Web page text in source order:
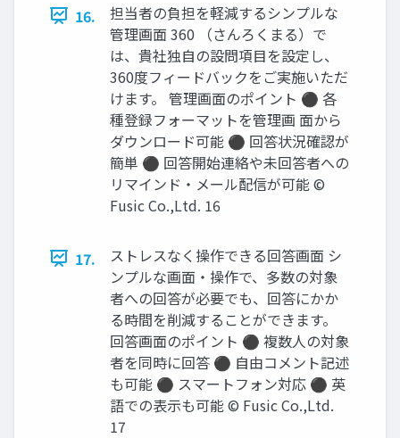
16.
担当者の負担を軽減するシンプルな
管理画面 360 （さんろくまる）で
は、貴社独自の設問項目を設定し、
360度フィードバックをご実施いただ
けます。 管理画面のポイント ⚫ 各
種登録フォーマットを管理画 面から
ダウンロード可能 ⚫ 回答状況確認が
簡単 ⚫ 回答開始連絡や未回答者への
リマインド・メール配信が可能 ©️
Fusic Co.,Ltd. 16
17.
ストレスなく操作できる回答画面 シ
ンプルな画面・操作で、多数の対象
者への回答が必要でも、回答にかか
る時間を削減することができます。
回答画面のポイント ⚫ 複数人の対象
者を同時に回答 ⚫ 自由コメント記述
も可能 ⚫ スマートフォン対応 ⚫ 英
語での表示も可能 ©️ Fusic Co.,Ltd.
17